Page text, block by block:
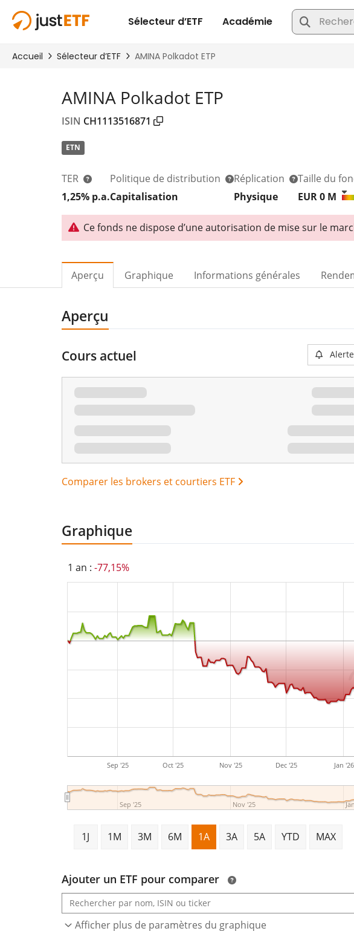
AMINA Polkadot ETP
ISIN CH1113516871
ETN
TER
1,25% p.a.
Politique de distribution
Capitalisation
Réplication
Physique
Taille du
EUR 0 M
Ce fonds ne dispose d’une autorisation de mise sur le
Aperçu Graphique Informations générales
Aperçu
Cours actuel
Comparer les brokers et courtiers ETF
Graphique
1 an : -77,15%
Sep '25 Oct '25 Nov '25 Dec '25 Jan '26
Sep '25 Nov '25
1J 1M 3M 6M 1A 3A 5A YTD MAX
Ajouter un ETF pour comparer
Afficher plus de paramètres du graphique